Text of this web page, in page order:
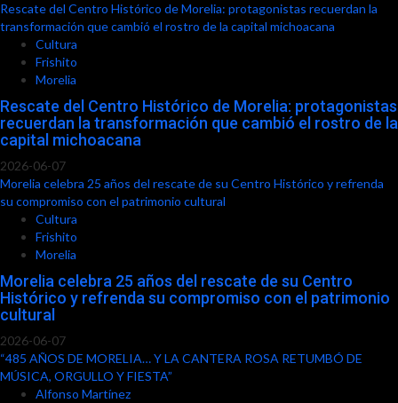
Rescate del Centro Histórico de Morelia: protagonistas recuerdan la
transformación que cambió el rostro de la capital michoacana
Cultura
Frishito
Morelia
Rescate del Centro Histórico de Morelia: protagonistas
recuerdan la transformación que cambió el rostro de la
capital michoacana
2026-06-07
Morelia celebra 25 años del rescate de su Centro Histórico y refrenda
su compromiso con el patrimonio cultural
Cultura
Frishito
Morelia
Morelia celebra 25 años del rescate de su Centro
Histórico y refrenda su compromiso con el patrimonio
cultural
2026-06-07
“485 AÑOS DE MORELIA… Y LA CANTERA ROSA RETUMBÓ DE
MÚSICA, ORGULLO Y FIESTA”
Alfonso Martínez